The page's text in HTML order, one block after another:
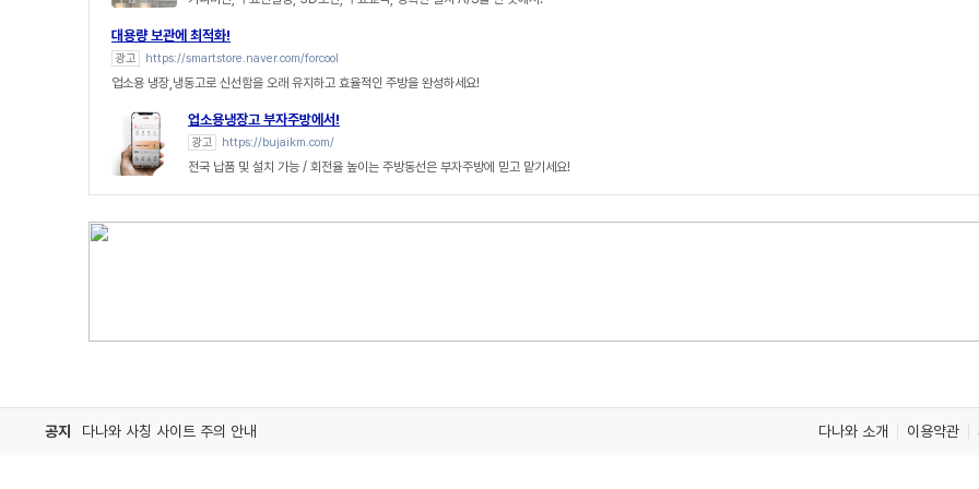
대용량 보관에 최적화!
광고 https://smartstore.naver.com/forcool
업소용 냉장,냉동고로 신선함을 오래 유지하고 효율적인 주방을 완성하세요!
업소용냉장고 부자주방에서!
광고 https://bujaikm.com/
전국 납품 및 설치 가능 / 회전율 높이는 주방동선은 부자주방에 믿고 맡기세요!
공지 다나와 사칭 사이트 주의 안내 다나와 소개 이용약관